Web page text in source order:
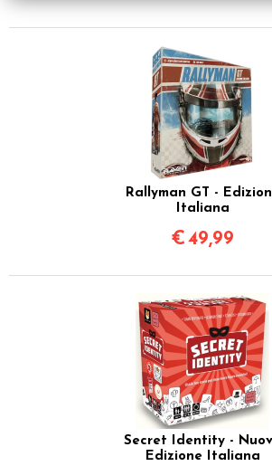
Rallyman GT -
Italiana
€49,99
Secret Identity -
Edizione Italiana